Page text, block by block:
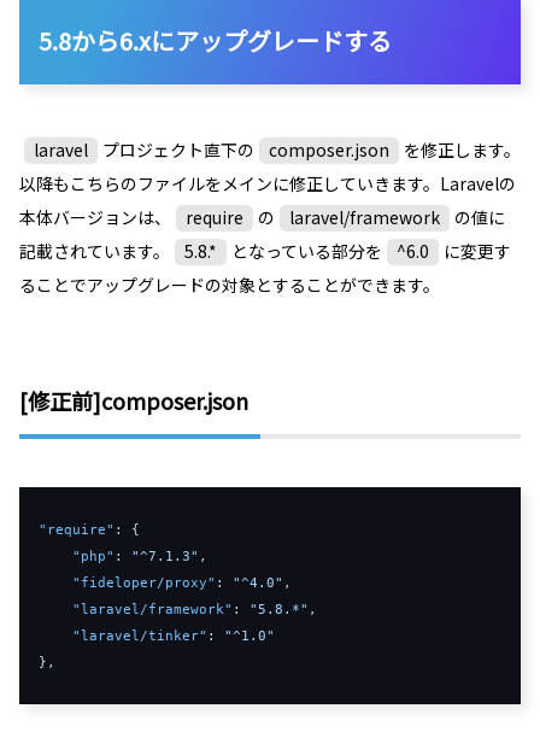
5.8から6.xにアップグレードする
laravel プロジェクト直下の composer.json
を修正します。
以降もこちらのファイルをメインに修正していきます。Laravelの
本体バージョンは、
require の laravel/framework
の値に
記載されています。
5.8.* となっている部分を ^6.0
に変更す
ることでアップグレードの対象とすることができます。
[修正前]composer.json
"require" :
{
"php" : "^7.1.3" ,
"fideloper/proxy" : "^4.0" ,
"laravel/framework" : "5.8.*" ,
"laravel/tinker" :
"^1.0"
} ,